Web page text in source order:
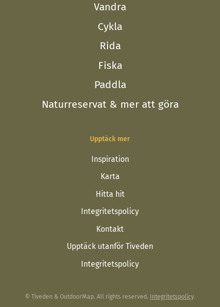
Vandra
Cykla
Rida
Fiska
Paddla
Naturreservat & mer att göra
Upptäck mer
Inspiration
Karta
Hitta hit
Integritetspolicy
Kontakt
Upptäck utanför Tiveden
Integritetspolicy
© Tiveden & OutdoorMap. All rights reserved. Integritetspolicy.